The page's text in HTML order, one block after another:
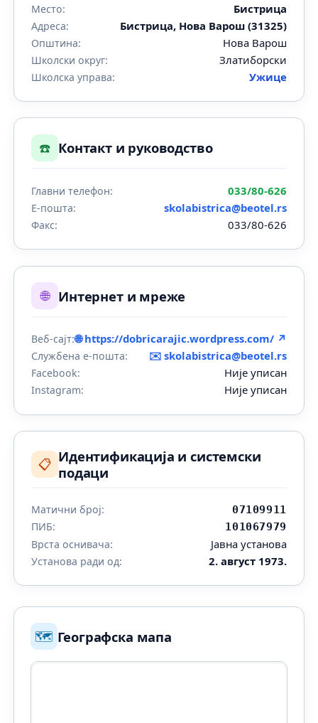
Место: Бистрица
Адреса: Бистрица, Нова Варош (31325)
Општина: Нова Варош
Школски округ: Златиборски
Школска управа: Ужице
☎️ Контакт и руководство
Главни телефон: 033/80-626
Е-пошта: skolabistrica@beotel.rs
Факс: 033/80-626
🌐 Интернет и мреже
Веб-сајт:🌐 https://dobricarajic.wordpress.com/ ↗
Службена е-пошта: ✉️ skolabistrica@beotel.rs
Facebook: Није уписан
Instagram: Није уписан
📋 Идентификација и системски
подаци
Матични број: 07109911
ПИБ: 101067979
Врста оснивача: Јавна установа
Установа ради од: 2. август 1973.
🗺️ Географска мапа